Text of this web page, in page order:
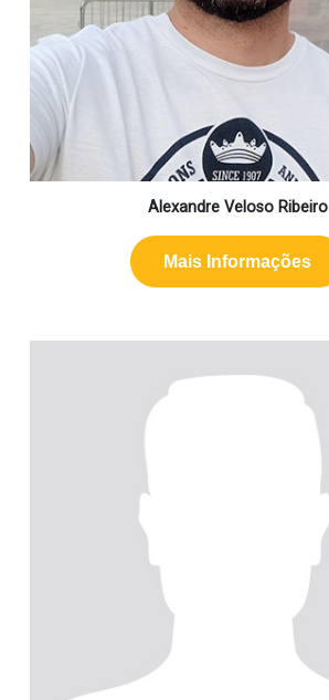
Alexandre Veloso Ribeiro
Mais Informações